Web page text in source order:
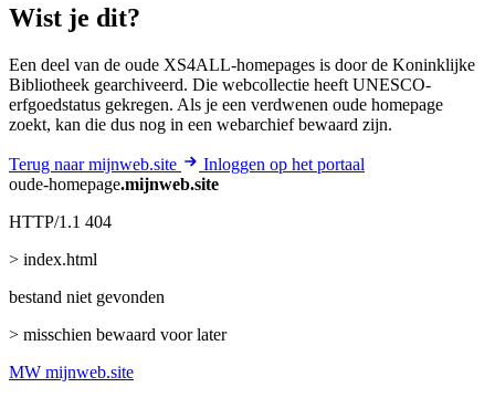
Wist je dit?
Een deel van de oude XS4ALL-homepages is door de Koninklijke
Bibliotheek gearchiveerd. Die webcollectie heeft UNESCO-
erfgoedstatus gekregen. Als je een verdwenen oude homepage
zoekt, kan die dus nog in een webarchief bewaard zijn.
Terug naar mijnweb.site
Inloggen op het portaal
oude-homepage.mijnweb.site
HTTP/1.1 404
> index.html
bestand niet gevonden
> misschien bewaard voor later
MW mijnweb.site